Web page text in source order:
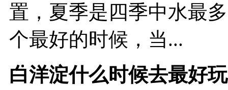
置，夏季是四季中水最
个最好的时候，当...
白洋淀什么时候去最好玩